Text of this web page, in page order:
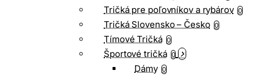
Tričká pre poľovníkov a rybárov 0
Tričká Slovensko – Česko 0
Tímové Tričká 0
Športové tričká 0
Dámy 0